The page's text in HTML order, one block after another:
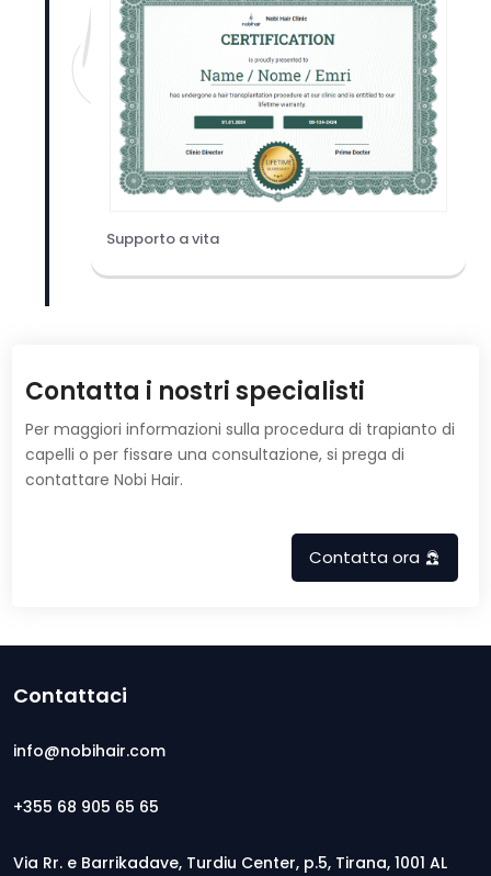
Supporto a vita
Contatta i nostri specialisti
Per maggiori informazioni sulla procedura di trapianto di
capelli o per fissare una consultazione, si prega di
contattare Nobi Hair.
Contatta ora
Contattaci
info@nobihair.com
+355 68 905 65 65
Via Rr. e Barrikadave, Turdiu Center, p.5, Tirana, 1001 AL